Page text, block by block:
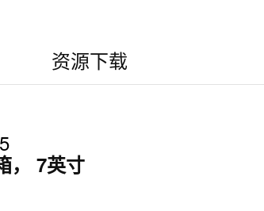
资源下载
， 7英寸